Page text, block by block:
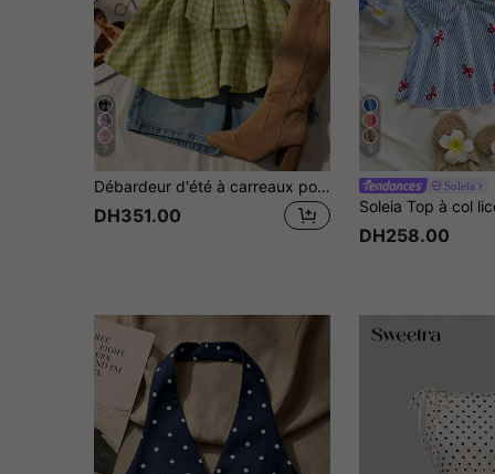
7
Débardeur d'été à carreaux pour femmes, texture ample, ourlet confortable, débardeur décontracté
DH351.00
5
Soleia
DH258.00